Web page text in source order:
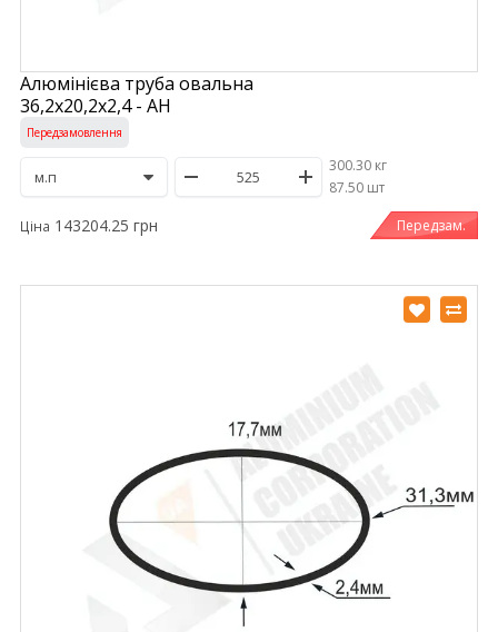
Алюмінієва труба овальна
36,2х20,2х2,4 - АН
Передзамовлення
300.30 кг
/87.50 шт
Ціна 143204.25 грн Передзам.